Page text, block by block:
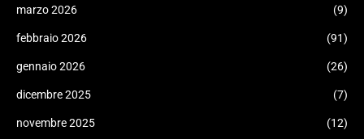
marzo 2026 (9)
febbraio 2026 (91)
gennaio 2026 (26)
dicembre 2025 (7)
novembre 2025 (12)